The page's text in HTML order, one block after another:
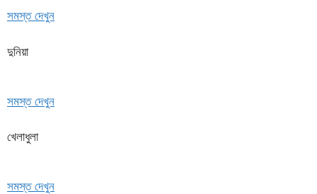
সমস্ত দেখুন
দুনিয়া
সমস্ত দেখুন
খেলাধুলা
সমস্ত দেখুন